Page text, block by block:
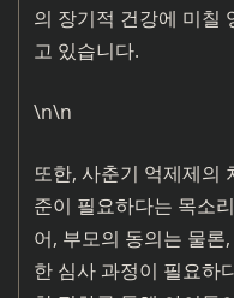
의 장기적 건강에 미칠
고 있습니다.
\n\n
또한, 사춘기 억제제의
준이 필요하다는 목소
어, 부모의 동의는 물
한 심사 과정이 필요하